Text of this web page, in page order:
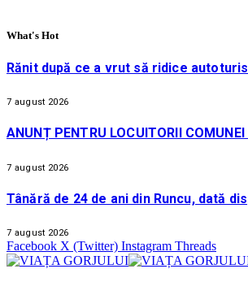
What's Hot
Rănit după ce a vrut să ridice
7 august 2026
ANUNȚ PENTRU LOCUITORII
7 august 2026
Tânără de 24 de ani din Runcu, dată
7 august 2026
Facebook X (Twitter) Instagram Threads